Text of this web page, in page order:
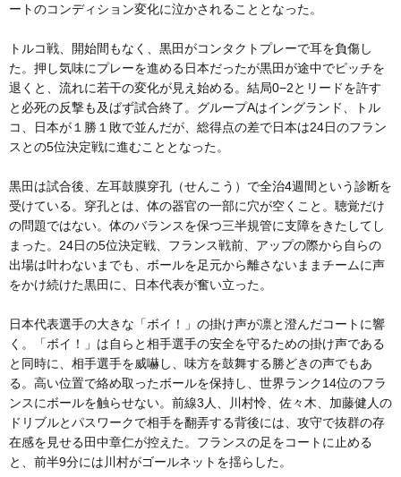
ートのコンディション変化に泣かされることとなった。
トルコ戦、開始間もなく、黒田がコンタクトプレーで耳を負傷し
た。押し気味にプレーを進める日本だったが黒田が途中でピッチを
退くと、流れに若干の変化が見え始める。結局0−2とリードを許す
と必死の反撃も及ばず試合終了。グループAはイングランド、トル
コ、日本が１勝１敗で並んだが、総得点の差で日本は24日のフラン
スとの5位決定戦に進むこととなった。
黒田は試合後、左耳鼓膜穿孔（せんこう）で全治4週間という診断を
受けている。穿孔とは、体の器官の一部に穴が空くこと。聴覚だけ
の問題ではない。体のバランスを保つ三半規管に支障をきたしてし
まった。24日の5位決定戦、フランス戦前、アップの際から自らの
出場は叶わないまでも、ボールを足元から離さないままチームに声
をかけ続けた黒田に、日本代表が奮い立った。
日本代表選手の大きな「ボイ！」の掛け声が凛と澄んだコートに響
く。「ボイ！」は自らと相手選手の安全を守るための掛け声である
と同時に、相手選手を威嚇し、味方を鼓舞する勝どきの声でもあ
る。高い位置で絡め取ったボールを保持し、世界ランク14位のフラ
ンスにボールを触らせない。前線3人、川村怜、佐々木、加藤健人の
ドリブルとパスワークで相手を翻弄する背後には、攻守で抜群の存
在感を見せる田中章仁が控えた。フランスの足をコートに止める
と、前半9分には川村がゴールネットを揺らした。